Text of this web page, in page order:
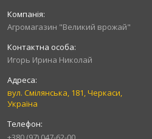
Агромагазин "Великий врожай"
Игорь Ирина Николай
вул. Смілянська, 181, Черкаси,
Україна